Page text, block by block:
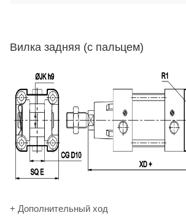
Вилка задняя (с пальцем)
+ Дополнительный ход